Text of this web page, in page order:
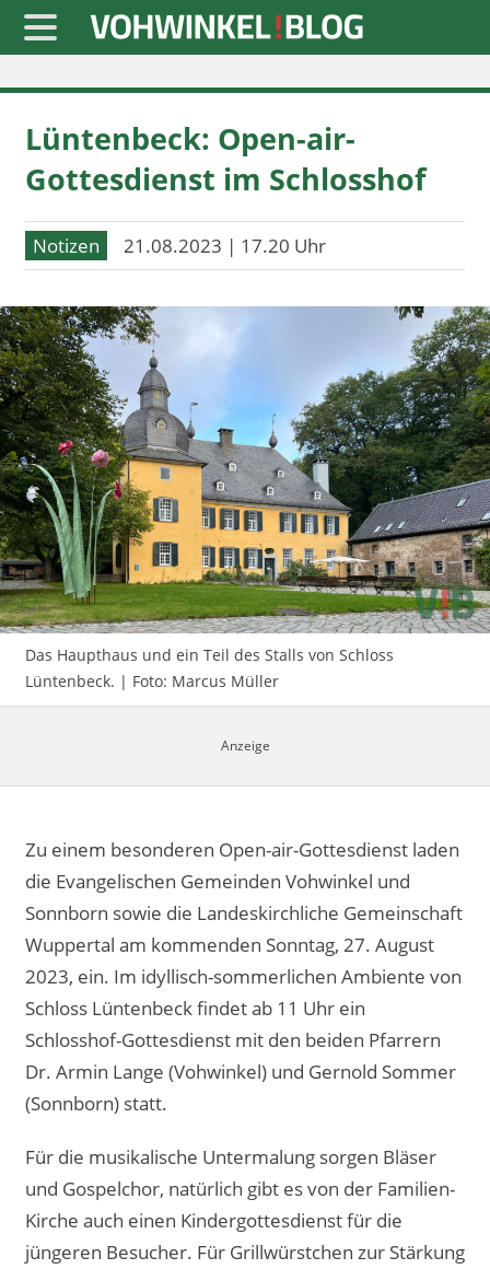
Startseite
» Blaulicht
» Freizeit
» Notizen
» Politik
» Sport
» Wirtschaft
Werbung
Datenschutz
Impressum
Lüntenbeck: Open-air-
Gottesdienst im Schlosshof
Notizen 21.08.2023 | 17.20 Uhr
Das Haupthaus und ein Teil des Stalls von Schloss
Lüntenbeck. | Foto: Marcus Müller
Zu einem besonderen Open-air-Gottesdienst laden
die Evangelischen Gemeinden Vohwinkel und
Sonnborn sowie die Landeskirchliche Gemeinschaft
Wuppertal am kommenden Sonntag, 27. August
2023, ein. Im idyllisch-sommerlichen Ambiente von
Schloss Lüntenbeck findet ab 11 Uhr ein
Schlosshof-Gottesdienst mit den beiden Pfarrern
Dr. Armin Lange (Vohwinkel) und Gernold Sommer
(Sonnborn) statt.
Für die musikalische Untermalung sorgen Bläser
und Gospelchor, natürlich gibt es von der Familien-
Kirche auch einen Kindergottesdienst für die
jüngeren Besucher. Für Grillwürstchen zur Stärkung